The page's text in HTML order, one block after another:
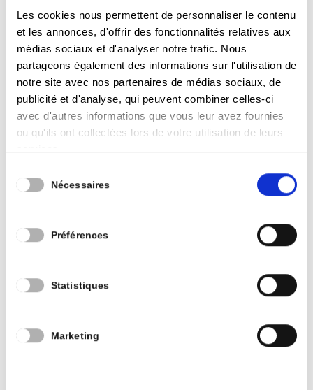
Les cookies nous permettent de personnaliser le contenu
et les annonces, d'offrir des fonctionnalités relatives aux
médias sociaux et d'analyser notre trafic. Nous
partageons également des informations sur l'utilisation de
notre site avec nos partenaires de médias sociaux, de
publicité et d'analyse, qui peuvent combiner celles-ci
avec d'autres informations que vous leur avez fournies
ou qu'ils ont collectées lors de votre utilisation de leurs
services.
Nécessaires
Préférences
Statistiques
Marketing
Bourgmestre, Responsabilité générale de la
gestion communale
Sécurité – police – pompiers, la Culture ,
Relations internationales et Grande Région,
Affaires économiques et commerciales, le
Budget, les Finances, la Communication – la
Participation citoyenne, les nouvelles
technologies, l’Abri de nuit et les Restos du Cœur
J’aime dire que je suis un visionnaire, rêveur et
pragmatique. Je recherche en permanence des
sources d’inspiration dans le monde. Je suis très
Copenhague, par exemple.
J’apprécie ensuite de passer à l’action en équipe.
Fédérer les énergies pour mener les projets